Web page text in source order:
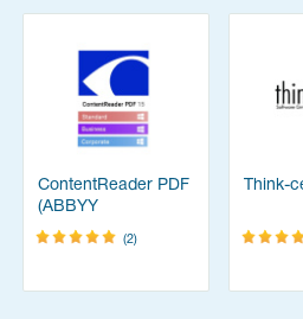
ContentReader PDF
(ABBYY
FineReader)
(2)
Think-